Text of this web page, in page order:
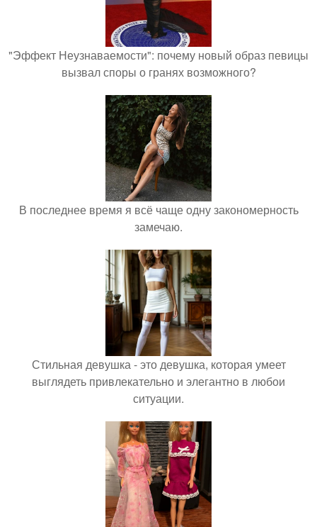
"Эффект Неузнаваемости": почему новый образ певицы
вызвал споры о гранях возможного?
В последнее время я всё чаще одну закономерность
замечаю.
Стильная девушка - это девушка, которая умеет
выглядеть привлекательно и элегантно в любои
ситуации.